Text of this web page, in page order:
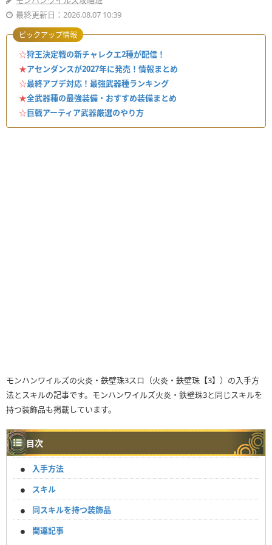
最終更新日：2026.08.07 10:39
☆狩王決定戦の新チャレクエ2種が配信！
★アセンダンスが2027年に発売！情報まとめ
☆最終アプデ対応！最強武器種ランキング
★全武器種の最強装備・おすすめ装備まとめ
☆巨戟アーティア武器厳選のやり方
ピックアップ情報
モンハンワイルズの火炎・鉄壁珠3スロ（火炎・鉄壁珠【3】）の入手方
法とスキルの記事です。モンハンワイルズ火炎・鉄壁珠3と同じスキルを
持つ装飾品も掲載しています。
目次
入手方法
スキル
同スキルを持つ装飾品
関連記事